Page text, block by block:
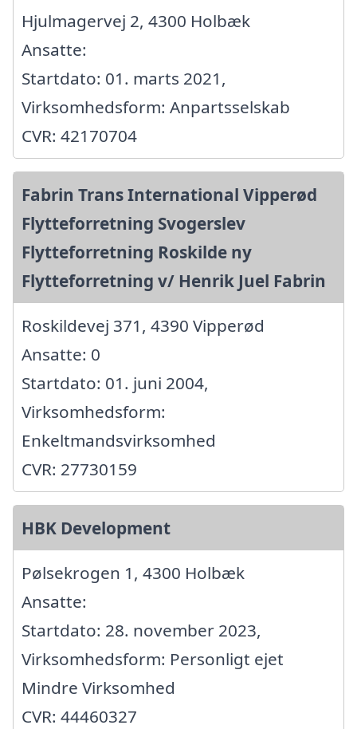
Hjulmagervej 2, 4300 Holbæk
Ansatte:
Startdato: 01. marts 2021,
Virksomhedsform: Anpartsselskab
CVR: 42170704
Fabrin Trans International Vipperød
Flytteforretning Svogerslev
Flytteforretning Roskilde ny
Flytteforretning v/ Henrik Juel Fabrin
Roskildevej 371, 4390 Vipperød
Ansatte: 0
Startdato: 01. juni 2004,
Virksomhedsform:
Enkeltmandsvirksomhed
CVR: 27730159
HBK Development
Pølsekrogen 1, 4300 Holbæk
Ansatte:
Startdato: 28. november 2023,
Virksomhedsform: Personligt ejet
Mindre Virksomhed
CVR: 44460327